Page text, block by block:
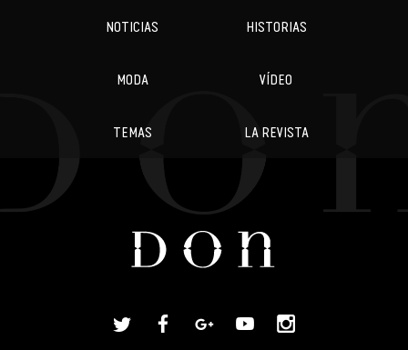
NOTICIAS HISTORIAS
MODA VÍDEO
TEMAS LA REVISTA